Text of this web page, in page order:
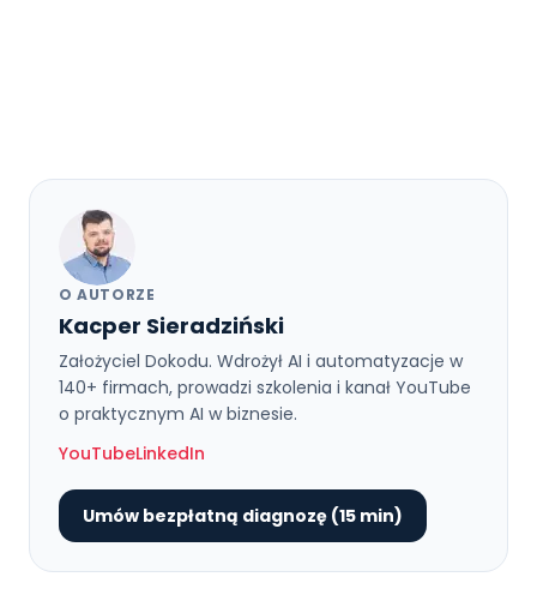
O AUTORZE
Kacper Sieradziński
Założyciel Dokodu. Wdrożył AI i automatyzacje w
140+ firmach, prowadzi szkolenia i kanał YouTube
o praktycznym AI w biznesie.
YouTubeLinkedIn
Umów bezpłatną diagnozę (15 min)